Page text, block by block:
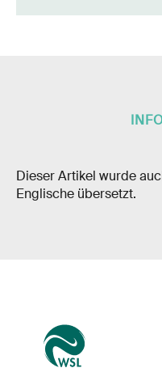
Dieser Artikel wurde
Englische übersetzt.